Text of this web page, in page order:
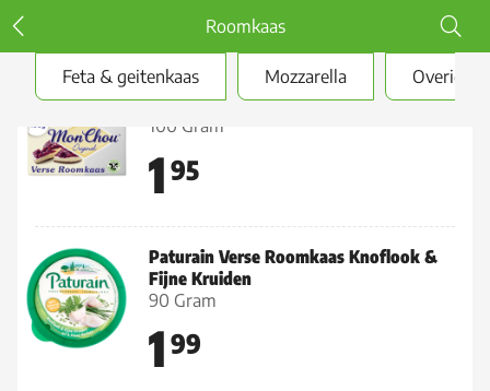
Roomkaas
Feta & geitenkaas Mozzarella
Overig
MonChou Verse Roomkaas
100 Gram
1 95
Paturain Verse Roomkaas Knoflook &
Fijne Kruiden
90 Gram
1 99